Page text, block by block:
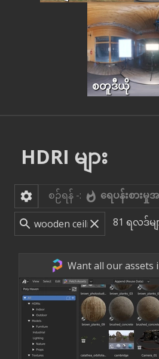
စတူဒီယို
HDRI များ
စဉ်ရန် -: ရေပန်းစား
81 ရလဒ်မျ
Want all our assets